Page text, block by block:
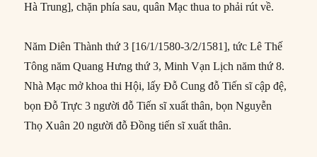
Hà Trung], chặn phía sau, quân Mạc thua to phải rút về.
Năm Diên Thành thứ 3 [16/1/1580-3/2/1581], tức Lê Thế
Tông năm Quang Hưng thứ 3, Minh Vạn Lịch năm thứ 8.
Nhà Mạc mở khoa thi Hội, lấy Đỗ Cung đỗ Tiến sĩ cập đệ,
bọn Đỗ Trực 3 người đỗ Tiến sĩ xuất thân, bọn Nguyễn
Thọ Xuân 20 người đỗ Đồng tiến sĩ xuất thân.